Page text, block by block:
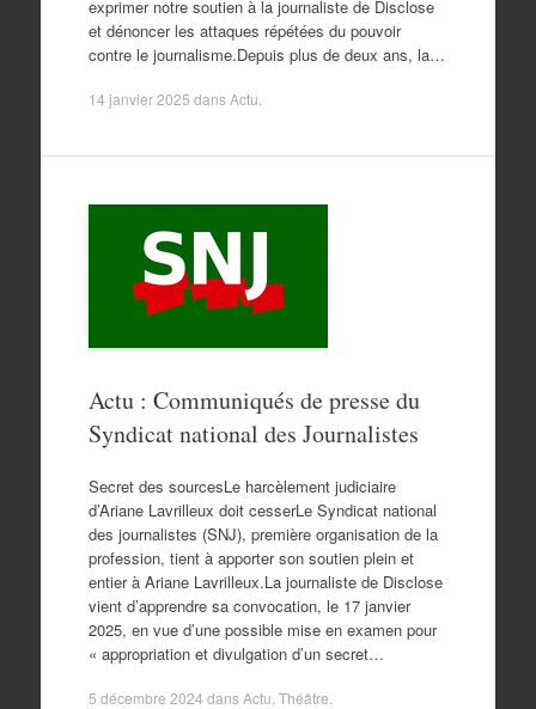
exprimer notre soutien à la journaliste de Disclose
et dénoncer les attaques répétées du pouvoir
contre le journalisme.Depuis plus de deux ans, la…
14 janvier 2025 dansActu
Actu : Communiqués de presse du
Syndicat national des Journalistes
Secret des sourcesLe harcèlement judiciaire
d’Ariane Lavrilleux doit cesserLe Syndicat national
des journalistes (SNJ), première organisation de la
profession, tient à apporter son soutien plein et
entier à Ariane Lavrilleux.La journaliste de Disclose
vient d’apprendre sa convocation, le 17 janvier
2025, en vue d’une possible mise en examen pour
« appropriation et divulgation d’un secret…
5 décembre 2024 dansActu Théâtre